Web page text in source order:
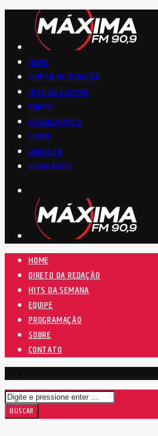
HOME
DIRETO DA REDAÇÃO
HITS DA SEMANA
EQUIPE
PROGRAMAÇÃO
SOBRE
CONTATO
OUVIR RÁDIO
HOME
DIRETO DA REDAÇÃO
HITS DA SEMANA
EQUIPE
PROGRAMAÇÃO
SOBRE
CONTATO